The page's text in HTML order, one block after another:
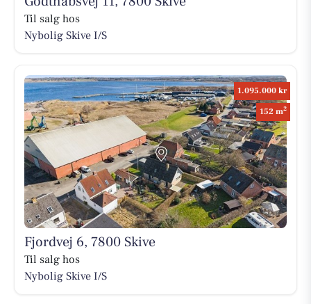
Til salg hos
Nybolig Skive I/S
1.095.000 kr
152 m2
Fjordvej 6, 7800 Skive
Til salg hos
Nybolig Skive I/S